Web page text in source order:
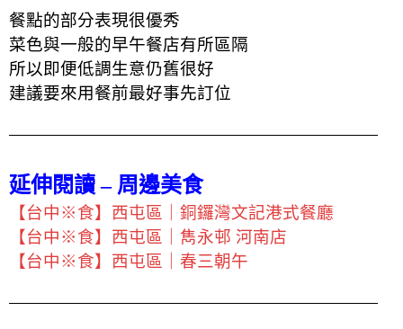
餐點的部分表現很優秀
菜色與一般的早午餐店有所區隔
所以即便低調生意仍舊很好
建議要來用餐前最好事先訂位
延伸閱讀 – 周邊美食
【台中※食】西屯區｜銅鑼灣文記港式餐廳
【台中※食】西屯區｜雋永邨 河南店
【台中※食】西屯區｜春三朝午